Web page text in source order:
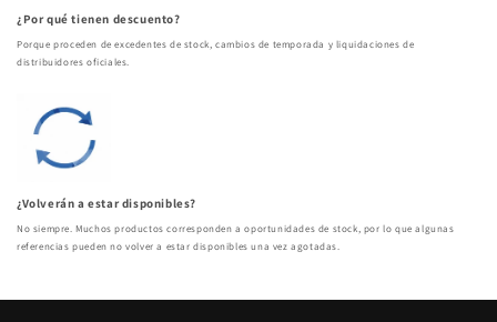
¿Por qué tienen descuento?
Porque proceden de excedentes de stock, cambios de temporada y liquidaciones de
distribuidores oficiales.
¿Volverán a estar disponibles?
No siempre. Muchos productos corresponden a oportunidades de stock, por lo que algunas
referencias pueden no volver a estar disponibles una vez agotadas.